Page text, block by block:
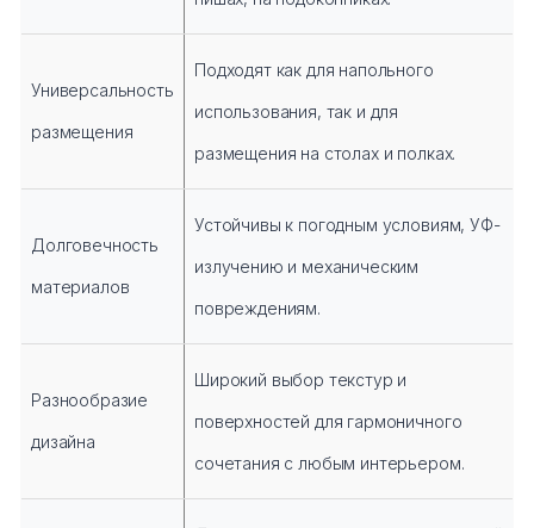
Универсальность
размещения
Подходят как для напольного
использования, так и для
размещения на столах и полках.
Долговечность
материалов
Устойчивы к погодным условиям, УФ-
излучению и механическим
повреждениям.
Разнообразие
дизайна
Широкий выбор текстур и
поверхностей для гармоничного
сочетания с любым интерьером.